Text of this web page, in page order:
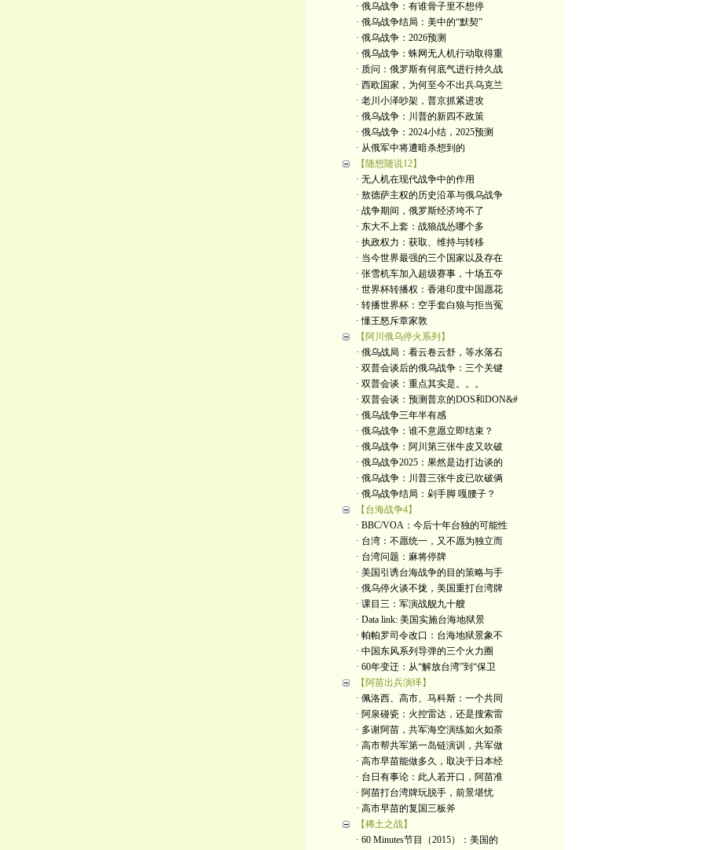
· 俄乌战争：有谁骨子里不想停
· 俄乌战争结局：美中的“默契”
· 俄乌战争：2026预测
· 俄乌战争：蛛网无人机行动取得重
· 质问：俄罗斯有何底气进行持久战
· 西欧国家，为何至今不出兵乌克兰
· 老川小泽吵架，普京抓紧进攻
· 俄乌战争：川普的新四不政策
· 俄乌战争：2024小结，2025预测
· 从俄军中将遭暗杀想到的
【随想随说12】
· 无人机在现代战争中的作用
· 敖德萨主权的历史沿革与俄乌战争
· 战争期间，俄罗斯经济垮不了
· 东大不上套：战狼战怂哪个多
· 执政权力：获取、维持与转移
· 当今世界最强的三个国家以及存在
· 张雪机车加入超级赛事，十场五夺
· 世界杯转播权：香港印度中国愿花
· 转播世界杯：空手套白狼与拒当冤
· 懂王怒斥章家敦
【阿川俄乌停火系列】
· 俄乌战局：看云卷云舒，等水落石
· 双普会谈后的俄乌战争：三个关键
· 双普会谈：重点其实是。。。
· 双普会谈：预测普京的DOS和DON&#
· 俄乌战争三年半有感
· 俄乌战争：谁不意愿立即结束？
· 俄乌战争：阿川第三张牛皮又吹破
· 俄乌战争2025：果然是边打边谈的
· 俄乌战争：川普三张牛皮已吹破俩
· 俄乌战争结局：剁手脚 嘎腰子？
【台海战争4】
· BBC/VOA：今后十年台独的可能性
· 台湾：不愿统一，又不愿为独立而
· 台湾问题：麻将停牌
· 美国引诱台海战争的目的策略与手
· 俄乌停火谈不拢，美国重打台湾牌
· 课目三：军演战舰九十艘
· Data link: 美国实施台海地狱景
· 帕帕罗司令改口：台海地狱景象不
· 中国东风系列导弹的三个火力圈
· 60年变迁：从“解放台湾”到“保卫
【阿苗出兵演绎】
· 佩洛西、高市、马科斯：一个共同
· 阿泉碰瓷：火控雷达，还是搜索雷
· 多谢阿苗，共军海空演练如火如荼
· 高市帮共军第一岛链演训，共军做
· 高市早苗能做多久，取决于日本经
· 台日有事论：此人若开口，阿苗准
· 阿苗打台湾牌玩脱手，前景堪忧
· 高市早苗的复国三板斧
【稀土之战】
· 60 Minutes节目（2015）：美国的